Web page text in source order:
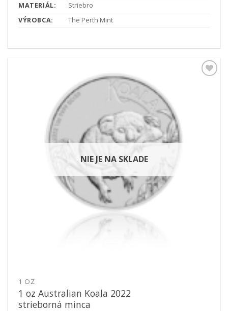
MATERIÁL:
Striebro
VÝROBCA:
The Perth Mint
NIE JE NA SKLADE
1 OZ
1 oz Australian Koala 2022
strieborná minca